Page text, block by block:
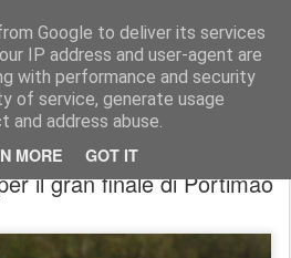
Google to deliver its services
IP address and user-agent are
with performance and security
of service, generate usage
address abuse.
MORE GOT IT
Random News 280912
Pietro Peccenini e TS
il gran finale di Portimao